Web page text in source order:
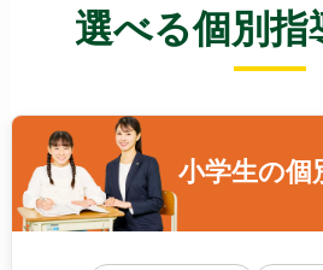
選べる個別指
小学生の個